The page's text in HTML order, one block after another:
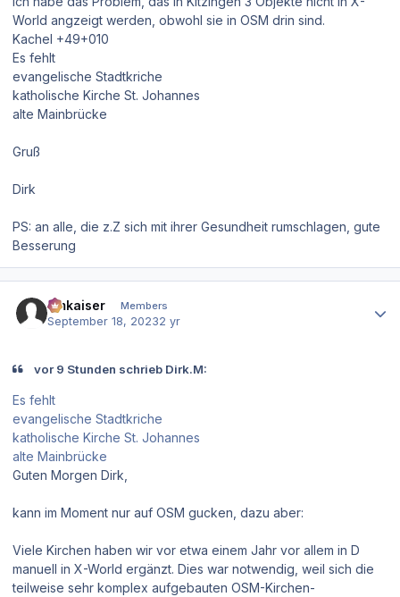
World angzeigt werden, obwohl sie in OSM drin sind.
Kachel +49+010
Es fehlt
evangelische Stadtkriche
katholische Kirche St. Johannes
alte Mainbrücke
Gruß
Dirk
PS: an alle, die z.Z sich mit ihrer Gesundheit rumschlagen, gute
Besserung
hmkaiser Members
September 18, 20232 yr
vor 9 Stunden schrieb Dirk.M:
Es fehlt
evangelische Stadtkriche
katholische Kirche St. Johannes
alte Mainbrücke
Guten Morgen Dirk,
kann im Moment nur auf OSM gucken, dazu aber:
Viele Kirchen haben wir vor etwa einem Jahr vor allem in D
manuell in X-World ergänzt. Dies war notwendig, weil sich die
teilweise sehr komplex aufgebauten OSM-Kirchen-